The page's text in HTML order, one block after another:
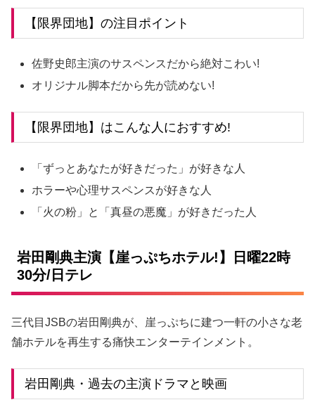
【限界団地】の注目ポイント
佐野史郎主演のサスペンスだから絶対こわい!
オリジナル脚本だから先が読めない!
【限界団地】はこんな人におすすめ!
「ずっとあなたが好きだった」が好きな人
ホラーや心理サスペンスが好きな人
「火の粉」と「真昼の悪魔」が好きだった人
岩田剛典主演【崖っぷちホテル!】日曜22時
30分/日テレ
三代目JSBの岩田剛典が、崖っぷちに建つ一軒の小さな老
舗ホテルを再生する痛快エンターテインメント。
岩田剛典・過去の主演ドラマと映画